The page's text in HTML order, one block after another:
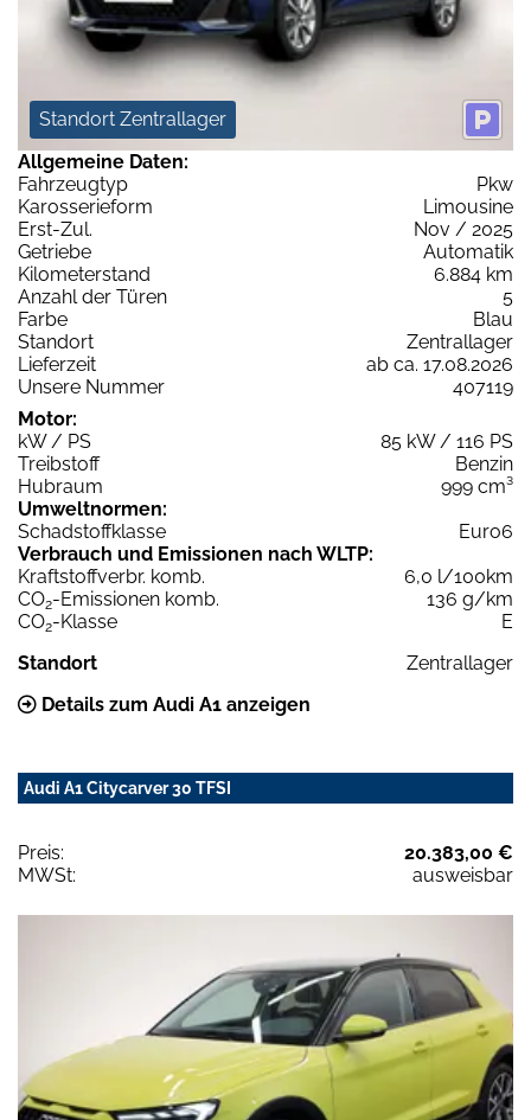
Standort Zentrallager
Allgemeine Daten:
Fahrzeugtyp
Pkw
Karosserieform
Limousine
Erst-Zul.
Nov / 2025
Getriebe
Automatik
Kilometerstand
6.884 km
Anzahl der Türen
5
Farbe
Blau
Standort
Zentrallager
Lieferzeit
ab ca. 17.08.2026
Unsere Nummer
407119
Motor:
kW / PS
85 kW / 116 PS
Treibstoff
Benzin
Hubraum
999 cm³
Umweltnormen:
Schadstoffklasse
Euro6
Verbrauch und Emissionen nach WLTP:
Kraftstoffverbr. komb.
6,0 l/100km
CO2-Emissionen komb.
136 g/km
CO2-Klasse
E
Standort
Zentrallager
Details zum Audi A1 anzeigen
Audi A1 Citycarver 30 TFSI
Preis:
20.383,00 €
MWSt:
ausweisbar